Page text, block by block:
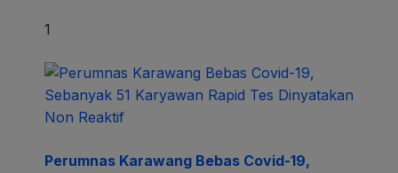
1
Perumnas Karawang Bebas Covid-19,